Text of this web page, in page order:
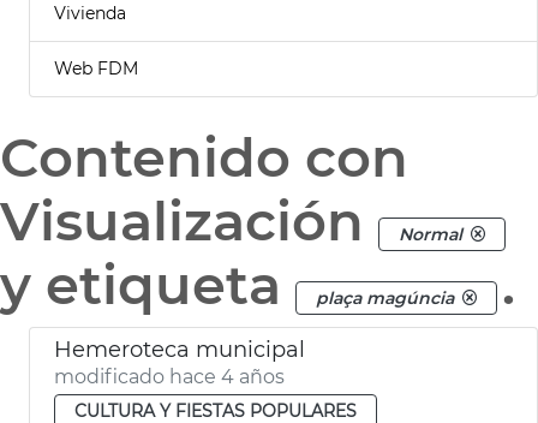
Vivienda
Web FDM
Contenido con
Visualización
Normal
y etiqueta plaça magúncia .
Hemeroteca municipal
modificado hace 4 años
CULTURA Y FIESTAS POPULARES